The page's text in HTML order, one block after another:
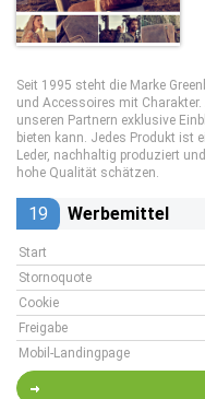
Seit 1995 steht die Marke
und Accessoires mit
unseren Partnern exklusive
bieten kann. Jedes Produkt ist
Leder, nachhaltig produziert
hohe Qualität schätzen.
19 Werbemittel
Start
Stornoquote
Cookie
Freigabe
Mobil-Landingpage